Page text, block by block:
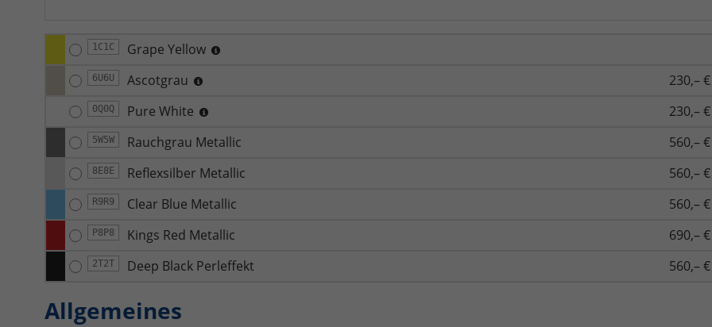
1C1C Grape Yellow
6U6U Ascotgrau 230,– €
0Q0Q Pure White 230,– €
5W5W Rauchgrau Metallic 560,– €
8E8E Reflexsilber Metallic 560,– €
R9R9 Clear Blue Metallic 560,– €
P8P8 Kings Red Metallic 690,– €
2T2T Deep Black Perleffekt 560,– €
Allgemeines